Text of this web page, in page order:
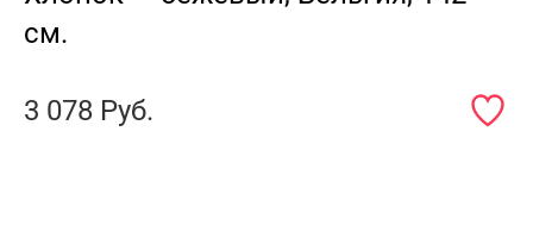
см.
3 078 Руб.